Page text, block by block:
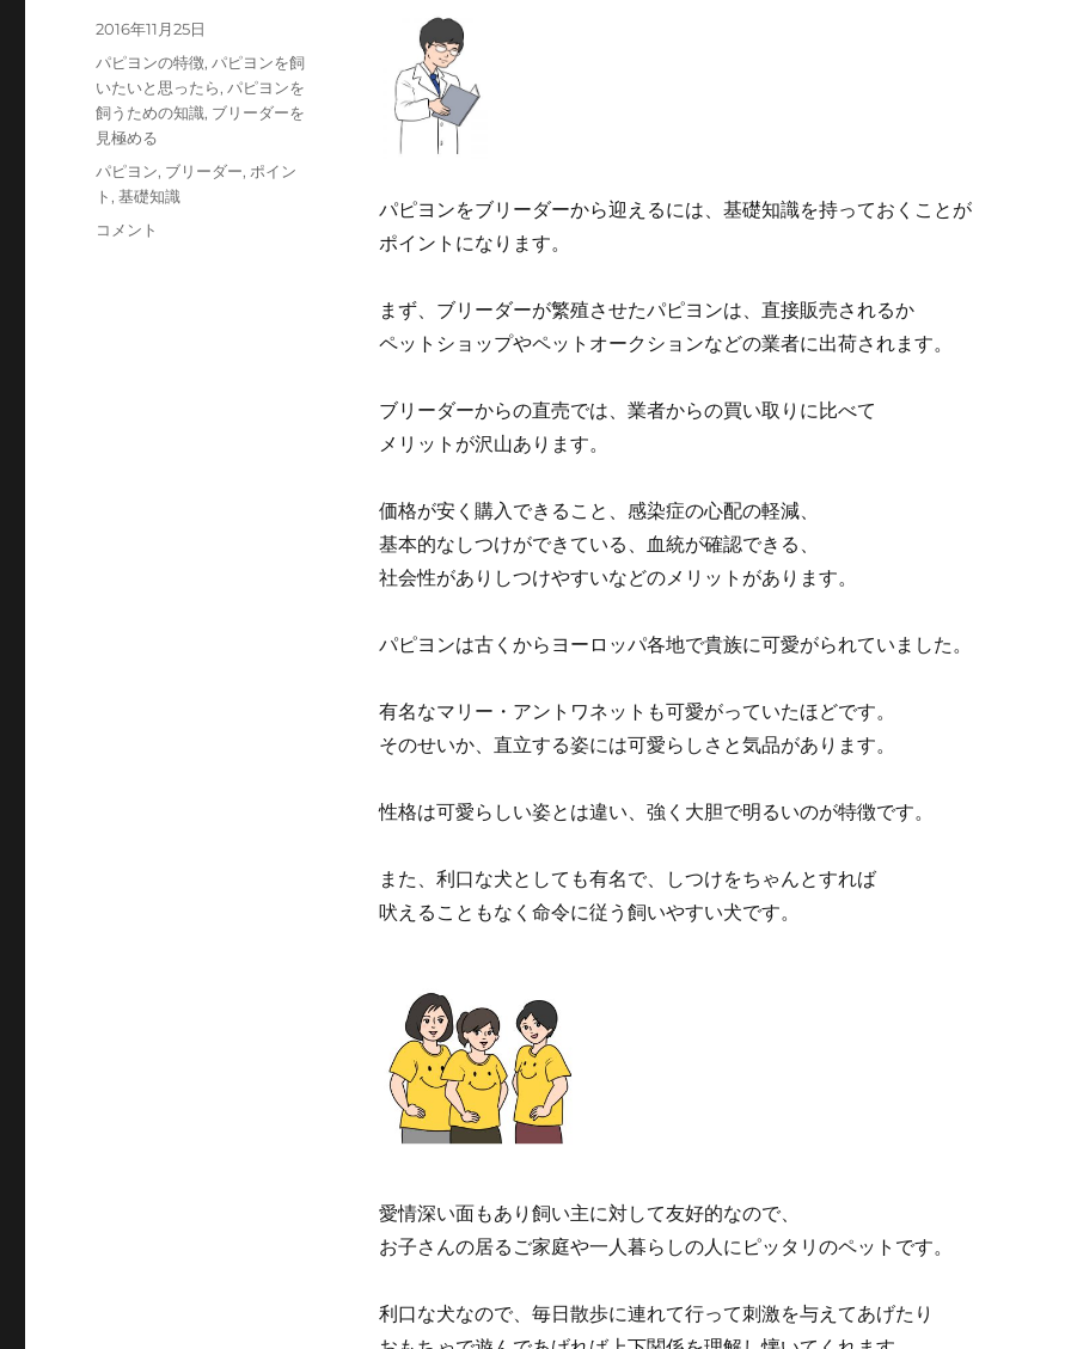
パピヨンをブリーダーから迎えるには、基礎知識を持っておくことが
ポイントになります。
まず、ブリーダーが繁殖させたパピヨンは、直接販売されるか
ペットショップやペットオークションなどの業者に出荷されます。
ブリーダーからの直売では、業者からの買い取りに比べて
メリットが沢山あります。
価格が安く購入できること、感染症の心配の軽減、
基本的なしつけができている、血統が確認できる、
社会性がありしつけやすいなどのメリットがあります。
パピヨンは古くからヨーロッパ各地で貴族に可愛がられていました。
有名なマリー・アントワネットも可愛がっていたほどです。
そのせいか、直立する姿には可愛らしさと気品があります。
性格は可愛らしい姿とは違い、強く大胆で明るいのが特徴です。
また、利口な犬としても有名で、しつけをちゃんとすれば
吠えることもなく命令に従う飼いやすい犬です。
愛情深い面もあり飼い主に対して友好的なので、
お子さんの居るご家庭や一人暮らしの人にピッタリのペットです。
利口な犬なので、毎日散歩に連れて行って刺激を与えてあげたり
投
稿
2016年11月25日
カ
テ
ゴ
リ
ー
パピヨンの特徴, パピヨンを飼
いたいと思ったら, パピヨンを
飼うための知識, ブリーダーを
見極める
タ
グ
パピヨン, ブリーダー, ポイン
ト ,基礎知識
パ
コメント